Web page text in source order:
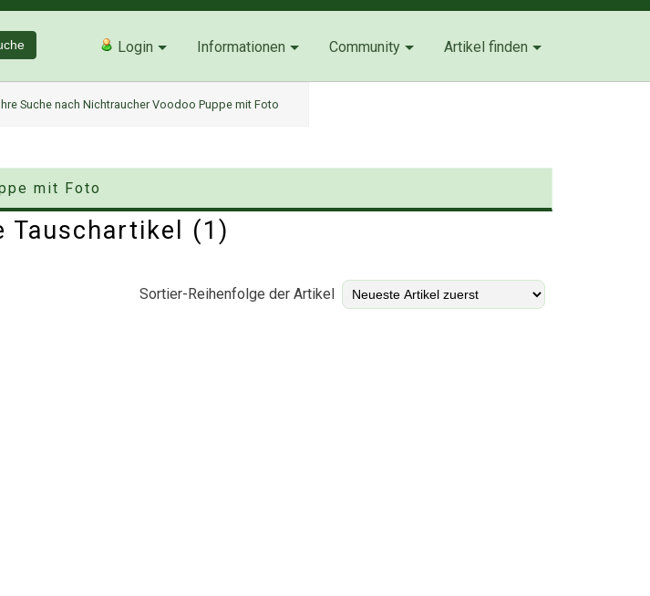
Login Informationen Community Artikel finden
Suche nach Nichtraucher Voodoo Puppe mit Foto
mit Foto
Tauschartikel (1)
Sortier-Reihenfolge der Artikel